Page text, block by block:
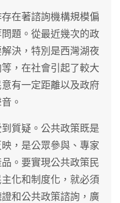
在著諮詢機構規模偏
題。從最近幾次的政
決，特別是西灣湖夜
，在社會引起了較大
有一定距離以及政府
。
質疑。公共政策既是
，是公眾參與、專家
。要實現公共政策民
化和制度化，就必須
和公共政策諮詢，廣